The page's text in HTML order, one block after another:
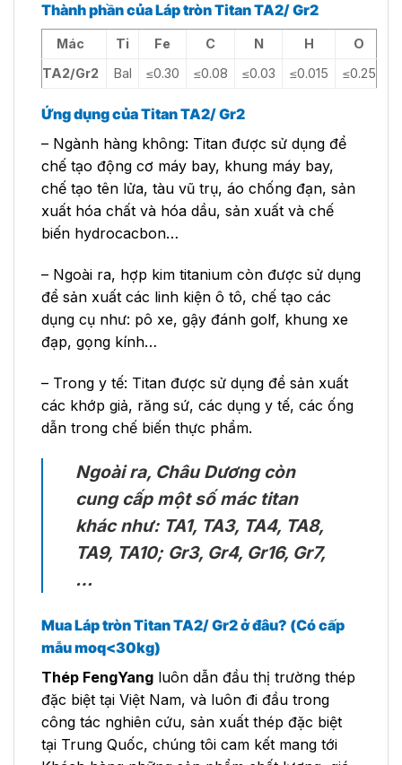
Thành phần của Láp tròn Titan TA2/ Gr2
Mác Ti Fe C N H
O
TA2/Gr2
Bal ≤0.30 ≤0.08 ≤0.03 ≤0.015 ≤0.25
Ứng dụng của Titan TA2/ Gr2
– Ngành hàng không: Titan được sử dụng để
chế tạo động cơ máy bay, khung máy bay,
chế tạo tên lửa, tàu vũ trụ, áo chống đạn, sản
xuất hóa chất và hóa dầu, sản xuất và chế
biến hydrocacbon…
– Ngoài ra, hợp kim titanium còn được sử dụng
để sản xuất các linh kiện ô tô, chế tạo các
dụng cụ như: pô xe, gậy đánh golf, khung xe
đạp, gọng kính…
– Trong y tế: Titan được sử dụng để sản xuất
các khớp giả, răng sứ, các dụng y tế, các ống
dẫn trong chế biến thực phẩm.
Ngoài ra, Châu Dương còn
cung cấp một số mác titan
khác như: TA1, TA3, TA4, TA8,
TA9, TA10; Gr3, Gr4, Gr16, Gr7,
…
Mua Láp tròn Titan TA2/ Gr2ở đâu? (Có cấp
mẫu moq<30kg)
Thép FengYang luôn dẫn đầu thị trường thép
đặc biệt tại Việt Nam, và luôn đi đầu trong
công tác nghiên cứu, sản xuất thép đặc biệt
tại Trung Quốc, chúng tôi cam kết mang tới